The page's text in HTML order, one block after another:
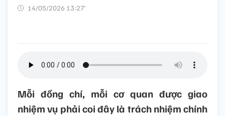
14/05/2026 13:27’
Mỗi đồng chí, mỗi cơ quan được giao
nhiệm vụ phải coi đây là trách nhiệm chính